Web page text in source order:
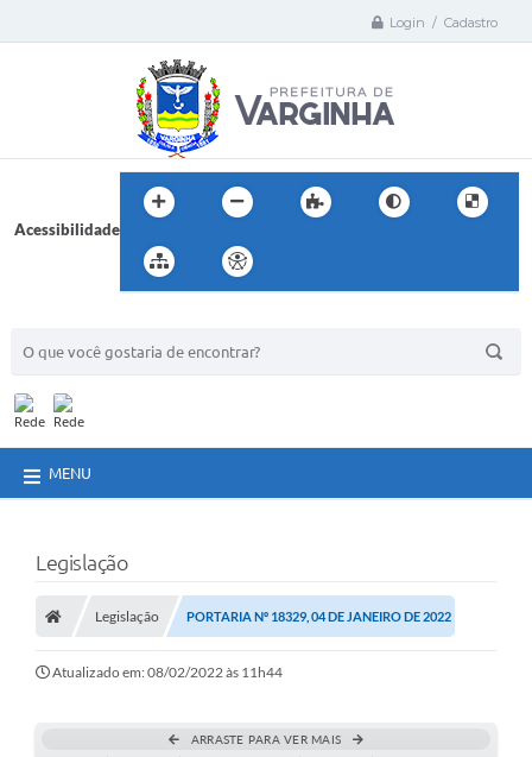
Login / Cadastro
Acessibilidade
MENU
Legislação
Legislação PORTARIA Nº 18329, 04 DE JANEIRO DE 2022
Atualizado em: 08/02/2022 às 11h44
ARRASTE PARA VER MAIS